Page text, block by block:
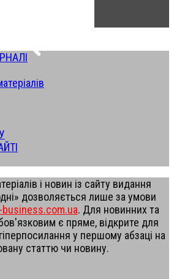
і новин із сайту видання
дозволяється лише за умови
business.com.ua. Для новинних та
є пряме, відкрите для
у першому абзаці на
статтю чи новину.